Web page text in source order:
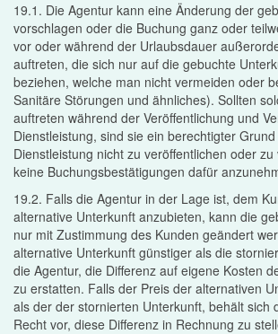
19.1. Die Agentur kann eine Änderung der
vorschlagen oder die Buchung ganz oder
vor oder während der Urlaubsdauer
auftreten, die sich nur auf die gebuchte
beziehen, welche man nicht vermeiden oder
Sanitäre Störungen und ähnliches). Sollten
auftreten während der Veröffentlichung und
Dienstleistung, sind sie ein berechtigter
Dienstleistung nicht zu veröffentlichen oder
keine Buchungsbestätigungen dafür
19.2. Falls die Agentur in der Lage ist, dem
alternative Unterkunft anzubieten, kann die
nur mit Zustimmung des Kunden geändert
alternative Unterkunft günstiger als die
die Agentur, die Differenz auf eigene Kosten
zu erstatten. Falls der Preis der alternativen
als der der stornierten Unterkunft, behält sich
Recht vor, diese Differenz in Rechnung zu